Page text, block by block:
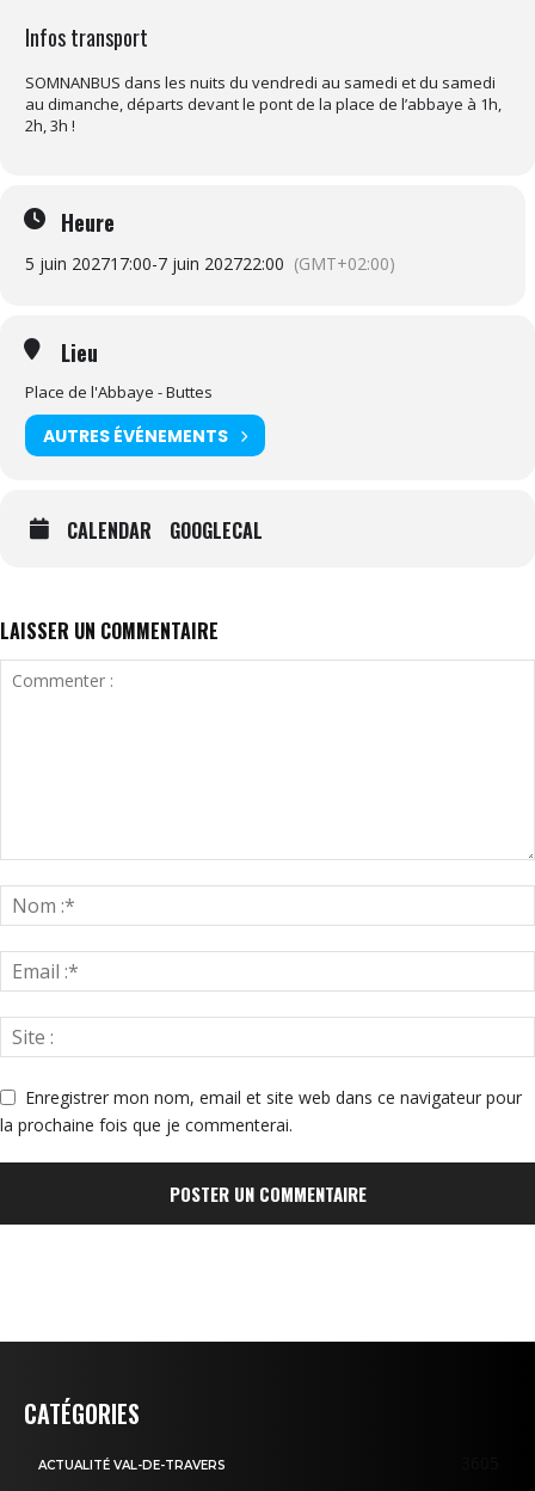
Infos transport
SOMNANBUS dans les nuits du vendredi au samedi et du samedi
au dimanche, départs devant le pont de la place de l’abbaye à 1h,
2h, 3h !
Heure
5 juin 202717:00-7 juin 202722:00 (GMT+02:00)
Lieu
Place de l'Abbaye - Buttes
AUTRES ÉVÉNEMENTS
CALENDAR GOOGLECAL
LAISSER UN COMMENTAIRE
Enregistrer mon nom, email et site web dans ce navigateur pour
la prochaine fois que je commenterai.
CATÉGORIES
ACTUALITÉ VAL-DE-TRAVERS